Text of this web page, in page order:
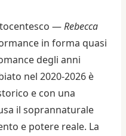
—Rebecca
in forma quasi
degli anni
nel 2020-2026 è
e con una
il soprannaturale
e potere reale. La